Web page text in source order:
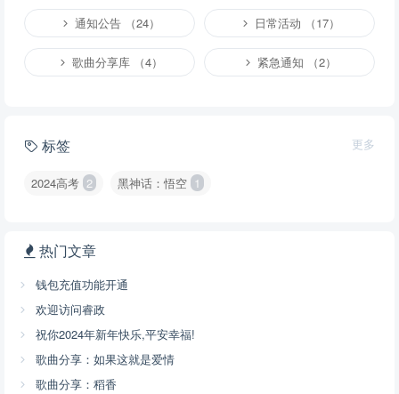
通知公告 （24） 日常活动 （17）
歌曲分享库 （4） 紧急通知 （2）
标签 更多
2024高考 2 黑神话：悟空 1
热门文章
钱包充值功能开通
欢迎访问睿政
祝你2024年新年快乐,平安幸福!
歌曲分享：如果这就是爱情
歌曲分享：稻香